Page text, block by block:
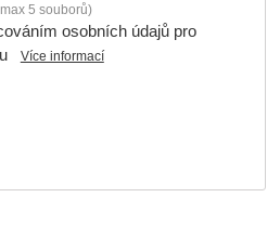
5 souborů)
osobních údajů pro
Více informací